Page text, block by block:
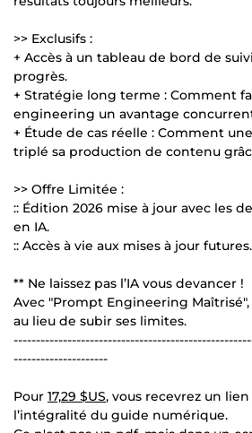
>> Exclusifs :
+ Accès à un tableau de bord de
progrès.
+ Stratégie long terme : Comment
engineering un avantage
+ Étude de cas réelle : Comment
triplé sa production de contenu
>> Offre Limitée :
:: Édition 2026 mise à jour avec les
en IA.
:: Accès à vie aux mises à jour futures.
** Ne laissez pas l’IA vous devancer !
Avec "Prompt Engineering Maîtrisé",
au lieu de subir ses limites.
---------------------
Pour 17,29 $US, vous recevrez un
l’intégralité du guide numérique.